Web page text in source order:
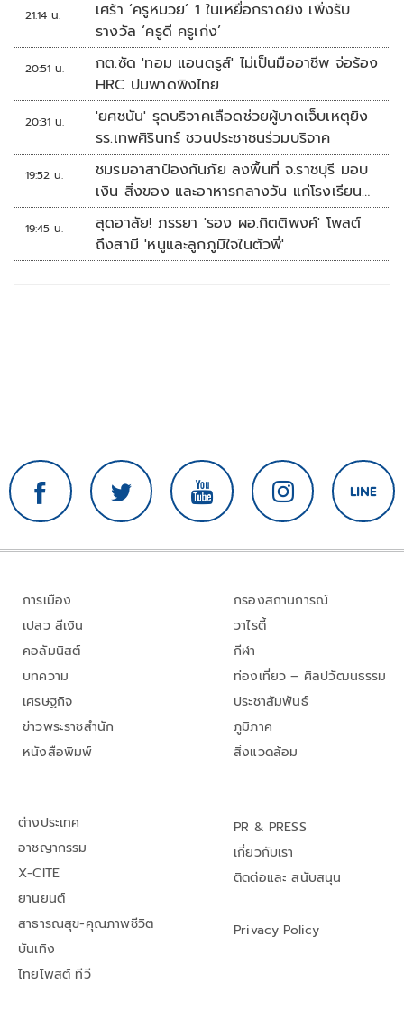
21:14 น.
เศร้า ‘ครูหมวย’ 1 ในเหยื่อกราดยิง เพิ่งรับ
รางวัล ‘ครูดี ครูเก่ง’
20:51 น.
กต.ซัด 'ทอม แอนดรูส์' ไม่เป็นมืออาชีพ จ่อร้อง
HRC ปมพาดพิงไทย
20:31 น.
'ยศชนัน' รุดบริจาคเลือดช่วยผู้บาดเจ็บเหตุยิง
รร.เทพศิรินทร์ ชวนประชาชนร่วมบริจาค
19:52 น.
ชมรมอาสาป้องกันภัย ลงพื้นที่ จ.ราชบุรี มอบ
เงิน สิ่งของ และอาหารกลางวัน แก่โรงเรียน
บ้านหนองน้ำใส
19:45 น.
สุดอาลัย! ภรรยา 'รอง ผอ.กิตติพงศ์' โพสต์
ถึงสามี 'หนูและลูกภูมิใจในตัวพี่'
การเมือง
เปลว สีเงิน
คอลัมนิสต์
บทความ
เศรษฐกิจ
ข่าวพระราชสำนัก
หนังสือพิมพ์
กรองสถานการณ์
วาไรตี้
กีฬา
ท่องเที่ยว – ศิลปวัฒนธรรม
ประชาสัมพันธ์
ภูมิภาค
สิ่งแวดล้อม
ต่างประเทศ
อาชญากรรม
X-CITE
ยานยนต์
สาธารณสุข-คุณภาพชีวิต
บันเทิง
ไทยโพสต์ ทีวี
PR & PRESS
เกี่ยวกับเรา
ติดต่อและ สนับสนุน
Privacy Policy